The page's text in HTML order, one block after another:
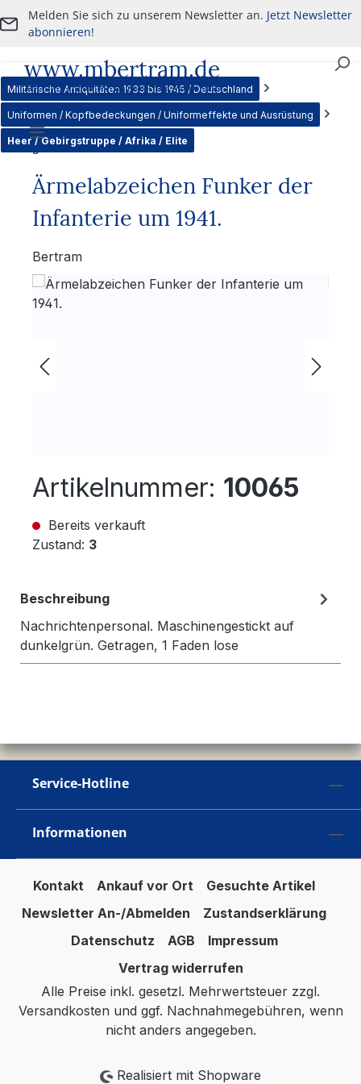
Zum Hauptinhalt springen
Melden Sie sich zu unserem Newsletter an. Jetzt Newsletter
abonnieren!
www.mbertram.de
An- und Verkauf von militärischen Antiquitäten
Navigation
Militärische Antiquitäten 1933 bis 1945 / Deutschland
Uniformen / Kopfbedeckungen / Uniformeffekte und Ausrüstung
Heer / Gebirgstruppe / Afrika / Elite
Ärmelabzeichen Funker der
Infanterie um 1941.
Bertram
Bildergalerie überspringen
Artikelnummer: 10065
Bereits verkauft
Zustand: 3
Beschreibung
Nachrichtenpersonal. Maschinengestickt auf
dunkelgrün. Getragen, 1 Faden lose
Service-Hotline
Informationen
Kontakt Ankauf vor Ort
Gesuchte Artikel
Newsletter An-/Abmelden
Zustandserklärung
Datenschutz
AGB
Impressum
Vertrag widerrufen
Alle Preise inkl. gesetzl. Mehrwertsteuer zzgl.
Versandkosten und ggf. Nachnahmegebühren, wenn
nicht anders angegeben.
Realisiert mit Shopware